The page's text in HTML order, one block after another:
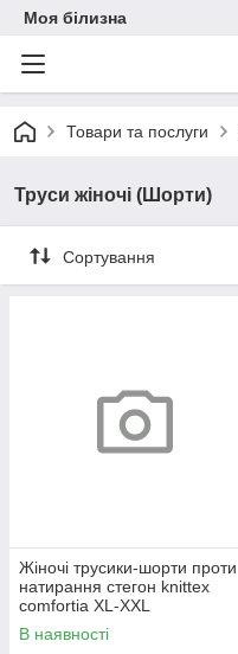
Моя білизна
Товари та послуги
Труси жіночі (Шорти)
Сортування
Жіночі трусики-шорти проти
натирання стегон knittex
comfortia XL-XXL
В наявності